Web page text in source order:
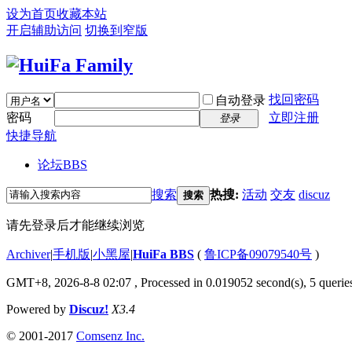
设为首页收藏本站
开启辅助访问 切换到窄版
自动登录 找回密码
密码
登录
立即注册
快捷导航
论坛BBS
搜索 搜索 热搜: 活动 交友 discuz
请先登录后才能继续浏览
Archiver|手机版|小黑屋|HuiFa BBS ( 鲁ICP备09079540号 )
GMT+8, 2026-8-8 02:07 , Processed in 0.019052 second(s), 5
Powered by Discuz! X3.4
© 2001-2017 Comsenz Inc.